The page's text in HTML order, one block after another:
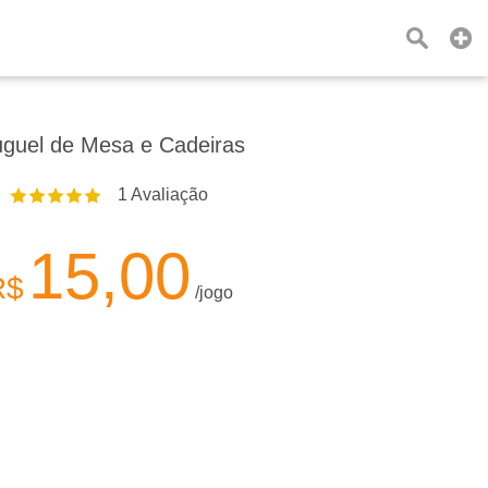
de Mesa e Cadeiras
1 Avaliação
15,00 /jogo